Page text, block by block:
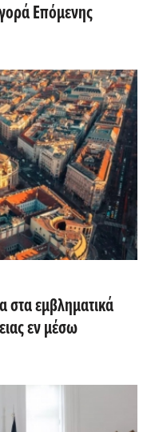
Επόμενης
εμβληματικά
εν μέσω